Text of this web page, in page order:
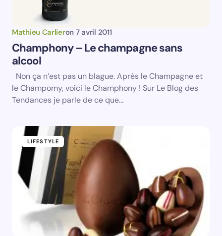
Your Comment *
Name *
Email *
Save my name and email in this browser for the
next time I comment.
Submit Comment
Mathieu Carlieron 7 avril 2011
Champhony – Le champagne sans
alcool
Non ça n’est pas un blague. Après le Champagne et
le Champomy, voici le Champhony ! Sur Le Blog des
Tendances je parle de ce que…
LIFESTYLE